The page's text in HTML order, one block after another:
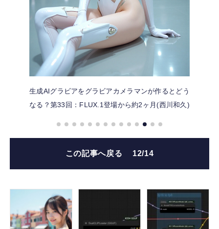
生成AIグラビアをグラビアカメラマンが作るとどう
なる？第33回：FLUX.1登場から約2ヶ月(西川和久)
この記事へ戻る 12/14